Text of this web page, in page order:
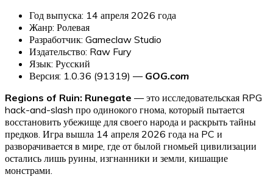
Год выпуска: 14 апреля 2026 года
Жанр: Ролевая
Разработчик: Gameclaw Studio
Издательство: Raw Fury
Язык: Русский
Версия: 1.0.36 (91319) — GOG.com
Regions of Ruin: Runegate — это исследовательская RPG
hack-and-slash про одинокого гнома, который пытается
восстановить убежище для своего народа и раскрыть тайны
предков. Игра вышла 14 апреля 2026 года на PC и
разворачивается в мире, где от былой гномьей цивилизации
остались лишь руины, изгнанники и земли, кишащие
монстрами.